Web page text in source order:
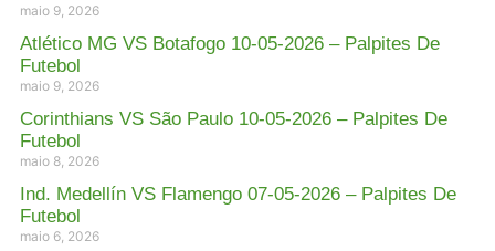
maio 9, 2026
Atlético MG VS Botafogo 10-05-2026 – Palpites De
Futebol
maio 9, 2026
Corinthians VS São Paulo 10-05-2026 – Palpites De
Futebol
maio 8, 2026
Ind. Medellín VS Flamengo 07-05-2026 – Palpites De
Futebol
maio 6, 2026